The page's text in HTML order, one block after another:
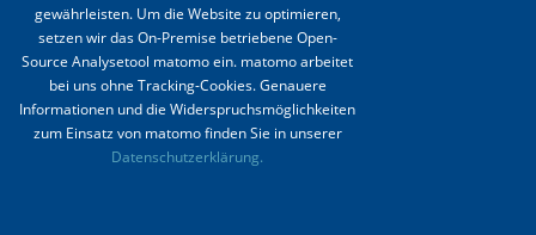
Stellenmarkt
Kongresskalender
gewährleisten. Um die Website zu optimieren,
setzen wir das On-Premise betriebene Open-
Source Analysetool matomo ein. matomo arbeitet
bei uns ohne Tracking-Cookies. Genauere
Informationen und die Widerspruchsmöglichkeiten
zum Einsatz von matomo finden Sie in unserer
Datenschutzerklärung.